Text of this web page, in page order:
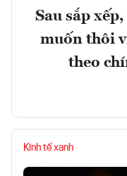
Sau sắp
muốn thôi
theo
Kinh tế xanh